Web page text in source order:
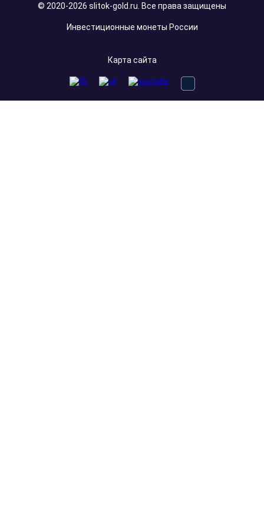
© 2020-2026 slitok-gold.ru. Все права защищены
Инвестиционные монеты России
Карта сайта